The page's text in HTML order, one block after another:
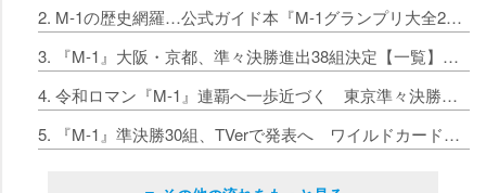
2. M‐1の歴史網羅…公式ガイド本『M-1グランプリ大全2001-2024』刊行へ インタビューなど収録内容明らかに
3. 『M-1』大阪・京都、準々決勝進出38組決定【一覧】 今大会は過去最多1万330組エントリー
4. 令和ロマン『M-1』連覇へ一歩近づく 東京準々決勝進出94組決定【一覧】
5. 『M-1』準決勝30組、TVerで発表へ ワイルドカード今年も実施